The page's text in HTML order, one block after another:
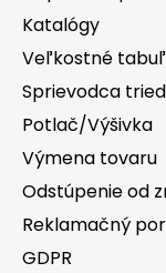
Katalógy
Veľkostné
Sprievodca
Potlač/Výšivka
Výmena tovaru
Odstúpenie od
Reklamačný
GDPR